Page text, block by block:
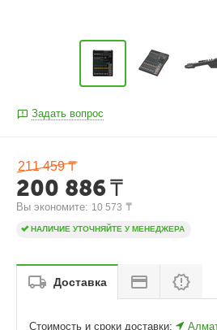
Задать вопрос
211 459 ₸
200 886₸
Вы экономите: 10 573 ₸
НАЛИЧИЕ УТОЧНЯЙТЕ У МЕНЕДЖЕРА
Доставка
Стоимость и сроки доставки: